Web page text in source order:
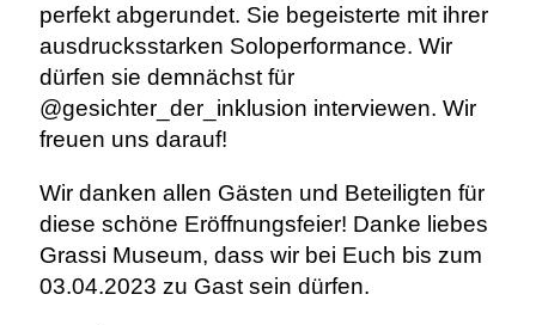
perfekt abgerundet. Sie begeisterte mit ihrer
ausdrucksstarken Soloperformance. Wir
dürfen sie demnächst für
@gesichter_der_inklusion interviewen. Wir
freuen uns darauf!
Wir danken allen Gästen und Beteiligten für
diese schöne Eröffnungsfeier! Danke liebes
Grassi Museum, dass wir bei Euch bis zum
03.04.2023 zu Gast sein dürfen.